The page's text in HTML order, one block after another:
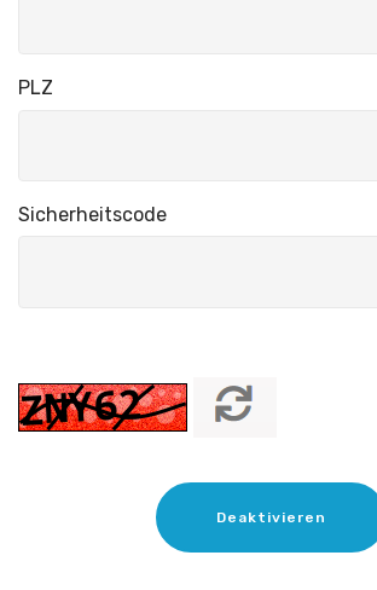
PLZ
Sicherheitscode
Deaktivieren